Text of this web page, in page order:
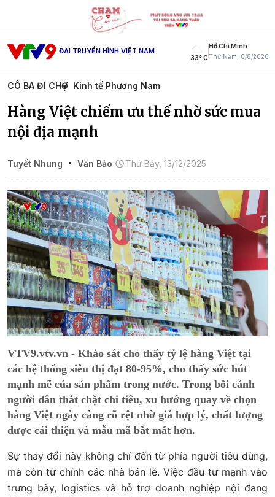
ĐÀI TRUYỀN HÌNH VIỆT NAM
33° C
Hồ Chí Minh
Thứ Năm, 6/8/2026
CÔ BA ĐI CHỢ Kinh tế Phương Nam
Hàng Việt chiếm ưu thế nhờ sức mua
nội địa mạnh
Tuyết Nhung Văn Bảo Thứ Bảy, 13/12/2025
VTV9.vtv.vn - Khảo sát cho thấy tỷ lệ hàng Việt tại
các hệ thống siêu thị đạt 80-95%, cho thấy sức hút
mạnh mẽ của sản phẩm trong nước. Trong bối cảnh
người dân thắt chặt chi tiêu, xu hướng quay về chọn
hàng Việt ngày càng rõ rệt nhờ giá hợp lý, chất lượng
được cải thiện và mẫu mã bắt mắt hơn.
Sự thay đổi này không chỉ đến từ phía người tiêu dùng,
mà còn từ chính các nhà bán lẻ. Việc đầu tư mạnh vào
trưng bày, logistics và hỗ trợ doanh nghiệp nội đang